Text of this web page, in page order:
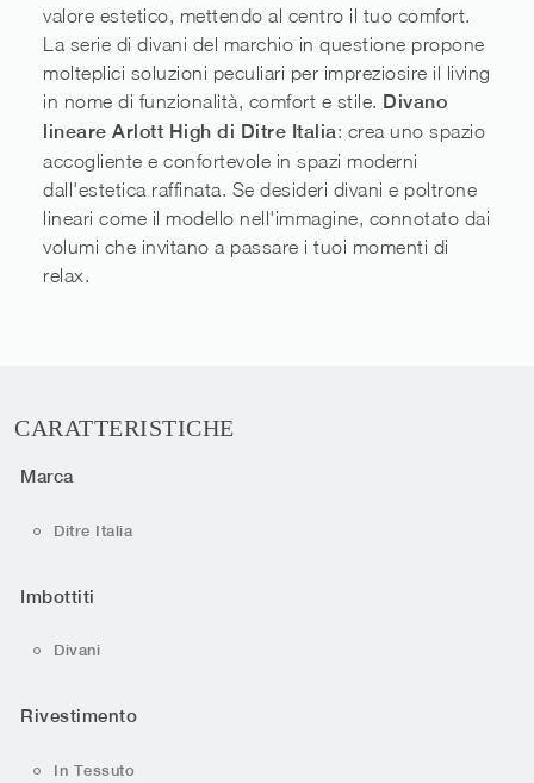
valore estetico, mettendo al centro il tuo comfort.
La serie di divani del marchio in questione propone
molteplici soluzioni peculiari per impreziosire il living
in nome di funzionalità, comfort e stile. Divano
lineare Arlott High di Ditre Italia: crea uno spazio
accogliente e confortevole in spazi moderni
dall'estetica raffinata. Se desideri divani e poltrone
lineari come il modello nell'immagine, connotato dai
volumi che invitano a passare i tuoi momenti di
relax.
CARATTERISTICHE
Marca
Ditre Italia
Imbottiti
Divani
Rivestimento
In Tessuto